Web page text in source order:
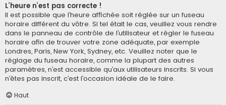
L’heure n’est pas correcte !
Il est possible que l’heure affichée soit réglée sur un fuseau
horaire différent du vôtre. Si tel était le cas, veuillez vous rendre
dans le panneau de contrôle de l’utilisateur et régler le fuseau
horaire afin de trouver votre zone adéquate, par exemple
Londres, Paris, New York, Sydney, etc. Veuillez noter que le
réglage du fuseau horaire, comme la plupart des autres
paramètres, n’est accessible qu’aux utilisateurs inscrits. Si vous
n’êtes pas inscrit, c’est l’occasion idéale de le faire.
Haut